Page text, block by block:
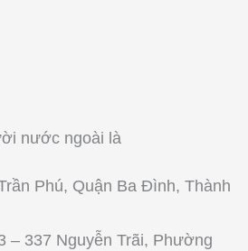
nước ngoài là
Phú, Quận Ba Đình, Thành
– 337 Nguyễn Trãi, Phường